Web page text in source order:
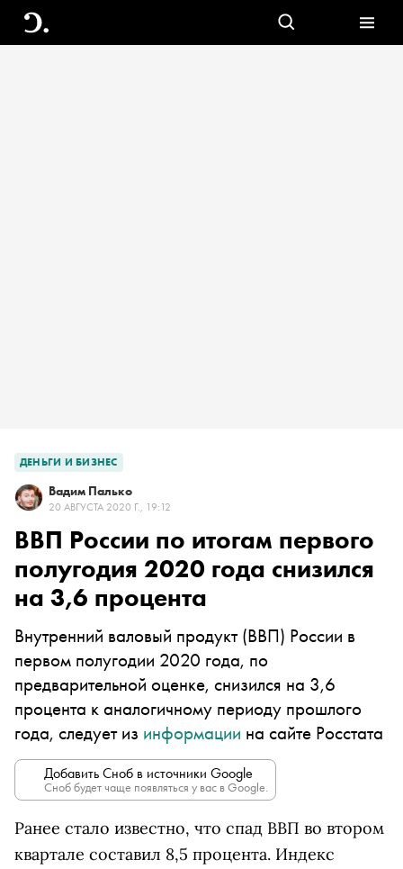
ДЕНЬГИ И БИЗНЕС
Вадим Палько
20 АВГУСТА 2020 Г., 19:12
ВВП России по итогам первого
полугодия 2020 года снизился
на 3,6 процента
Внутренний валовый продукт (ВВП) России в
первом полугодии 2020 года, по
предварительной оценке, снизился на 3,6
процента к аналогичному периоду прошлого
года, следует из информации на сайте Росстата
Добавить Сноб в источники Google
Сноб будет чаще появляться у вас в Google.
Ранее стало известно, что спад ВВП во втором
квартале составил 8,5 процента. Индекс